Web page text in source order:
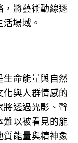
，將藝術動線逐
場域。
生命能量與自然
化與人群情感的
將透過光影、聲
難以被看見的能
質能量與精神象